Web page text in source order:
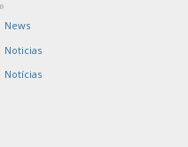
News
Noticias
Notícias